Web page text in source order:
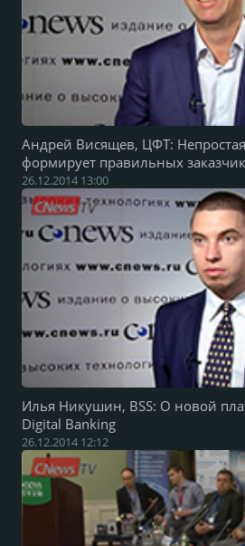
Андрей Висящев, ЦФТ:
формирует правильных
26.12.2014 13:00
Илья Никушин, BSS: О новой
Digital Banking
26.12.2014 12:12